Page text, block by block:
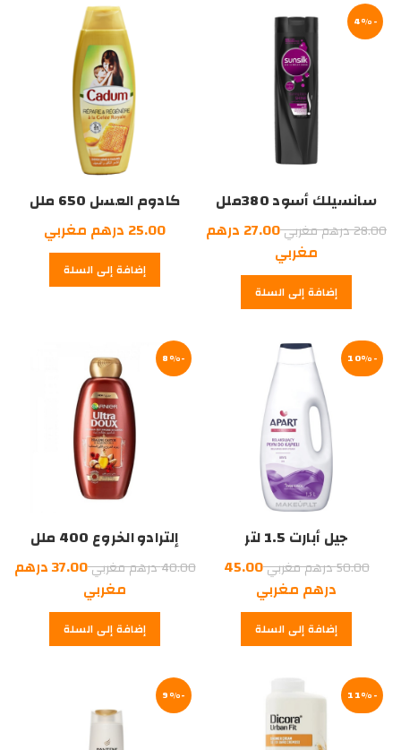
-4%
سانسيلك أسود 380ملل
28.00درهم مغربيالسعر
الأصلي
هو:
28.00
مغربي.
27.00 درهم
مغربي
الحالي
هو:
مغربي.
إضافة إلى السلة
كادوم العسل 650 ملل
25.00 درهم مغربي
إضافة إلى السلة
-10%
جيل أبارت 1.5 لتر
50.00درهم مغربيالسعر
الأصلي
هو:
50.00
45.00
درهم مغربي
الحالي
هو:إضافة إلى السلة
-8%
إلترادو الخروع 400 ملل
40.00درهم مغربيالسعر
الأصلي
هو:
40.00
37.00درهم
مغربي
الحالي
هو:
إضافة إلى السلة
-11%
-9%